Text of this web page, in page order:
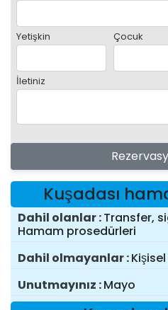
Yetişkin Çocuk
İletiniz
Kuşadası
Dahil olanlar Transfer,
Hamam prosedürleri
Dahil olmayanlar
Unutmayınız Mayo